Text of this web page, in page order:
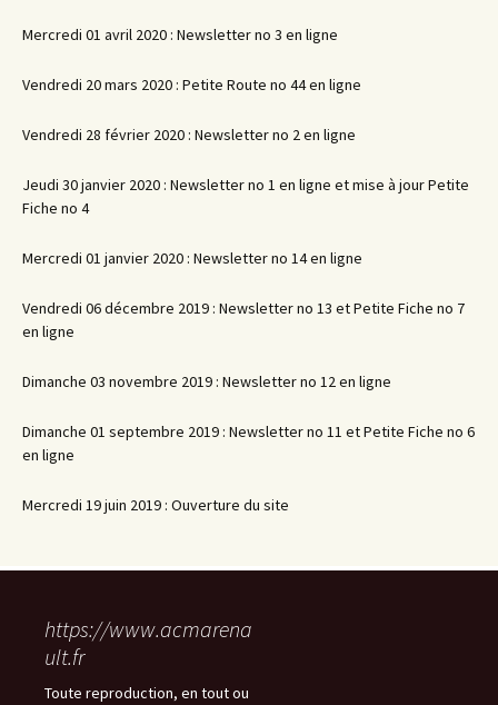
Mercredi 01 avril 2020 : Newsletter no 3 en ligne
Vendredi 20 mars 2020 : Petite Route no 44 en ligne
Vendredi 28 février 2020 : Newsletter no 2 en ligne
Jeudi 30 janvier 2020 : Newsletter no 1 en ligne et mise à jour Petite
Fiche no 4
Mercredi 01 janvier 2020 : Newsletter no 14 en ligne
Vendredi 06 décembre 2019 : Newsletter no 13 et Petite Fiche no 7
en ligne
Dimanche 03 novembre 2019 : Newsletter no 12 en ligne
Dimanche 01 septembre 2019 : Newsletter no 11 et Petite Fiche no 6
en ligne
Mercredi 19 juin 2019 : Ouverture du site
https://www.acmarena
ult.fr
Toute reproduction, en tout ou